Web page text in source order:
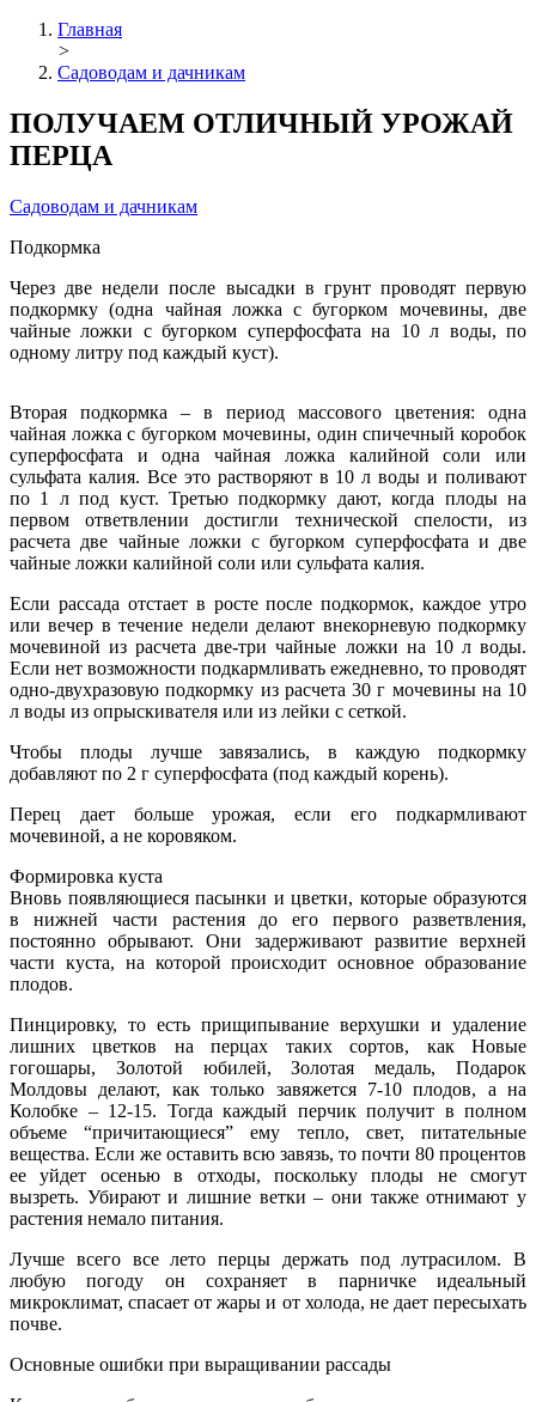
Главная
>
Садоводам и дачникам
ПОЛУЧАЕМ ОТЛИЧНЫЙ УРОЖАЙ
ПЕРЦА
Садоводам и дачникам
Подкормка
Через две недели после высадки в грунт проводят первую
подкормку (одна чайная ложка с бугорком мочевины, две
чайные ложки с бугорком суперфосфата на 10 л воды, по
одному литру под каждый куст).
Вторая подкормка – в период массового цветения: одна
чайная ложка с бугорком мочевины, один спичечный коробок
суперфосфата и одна чайная ложка калийной соли или
сульфата калия. Все это растворяют в 10 л воды и поливают
по 1 л под куст. Третью подкормку дают, когда плоды на
первом ответвлении достигли технической спелости, из
расчета две чайные ложки с бугорком суперфосфата и две
чайные ложки калийной соли или сульфата калия.
Если рассада отстает в росте после подкормок, каждое утро
или вечер в течение недели делают внекорневую подкормку
мочевиной из расчета две-три чайные ложки на 10 л воды.
Если нет возможности подкармливать ежедневно, то проводят
одно-двухразовую подкормку из расчета 30 г мочевины на 10
л воды из опрыскивателя или из лейки с сеткой.
Чтобы плоды лучше завязались, в каждую подкормку
добавляют по 2 г суперфосфата (под каждый корень).
Перец дает больше урожая, если его подкармливают
мочевиной, а не коровяком.
Формировка куста
Вновь появляющиеся пасынки и цветки, которые образуются
в нижней части растения до его первого разветвления,
постоянно обрывают. Они задерживают развитие верхней
части куста, на которой происходит основное образование
плодов.
Пинцировку, то есть прищипывание верхушки и удаление
лишних цветков на перцах таких сортов, как Новые
гогошары, Золотой юбилей, Золотая медаль, Подарок
Молдовы делают, как только завяжется 7-10 плодов, а на
Колобке – 12-15. Тогда каждый перчик получит в полном
объеме “причитающиеся” ему тепло, свет, питательные
вещества. Если же оставить всю завязь, то почти 80 процентов
ее уйдет осенью в отходы, поскольку плоды не смогут
вызреть. Убирают и лишние ветки – они также отнимают у
растения немало питания.
Лучше всего все лето перцы держать под лутрасилом. В
любую погоду он сохраняет в парничке идеальный
микроклимат, спасает от жары и от холода, не дает пересыхать
почве.
Основные ошибки при выращивании рассады